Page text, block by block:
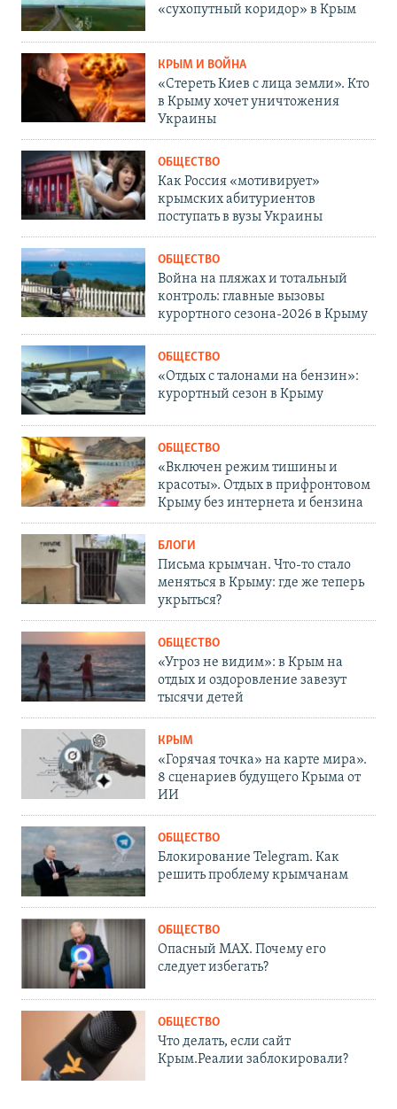
«сухопутный коридор» в Крым
КРЫМ И ВОЙНА
«Стереть Киев с лица земли». Кто
в Крыму хочет уничтожения
Украины
ОБЩЕСТВО
Как Россия «мотивирует»
крымских абитуриентов
поступать в вузы Украины
ОБЩЕСТВО
Война на пляжах и тотальный
контроль: главные вызовы
курортного сезона-2026 в Крыму
ОБЩЕСТВО
«Отдых с талонами на бензин»:
курортный сезон в Крыму
ОБЩЕСТВО
«Включен режим тишины и
красоты». Отдых в прифронтовом
Крыму без интернета и бензина
БЛОГИ
Письма крымчан. Что-то стало
меняться в Крыму: где же теперь
укрыться?
ОБЩЕСТВО
«Угроз не видим»: в Крым на
отдых и оздоровление завезут
тысячи детей
КРЫМ
«Горячая точка» на карте мира».
8 сценариев будущего Крыма от
ИИ
ОБЩЕСТВО
Блокирование Telegram. Как
решить проблему крымчанам
ОБЩЕСТВО
Опасный MAX. Почему его
следует избегать?
ОБЩЕСТВО
Что делать, если сайт
Крым.Реалии заблокировали?